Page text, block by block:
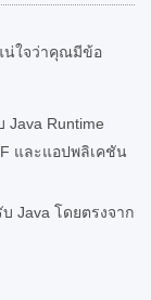
น่ใจว่าคุณมีข้อ
Java Runtime
และแอปพลิเคชัน
Java โดยตรงจาก